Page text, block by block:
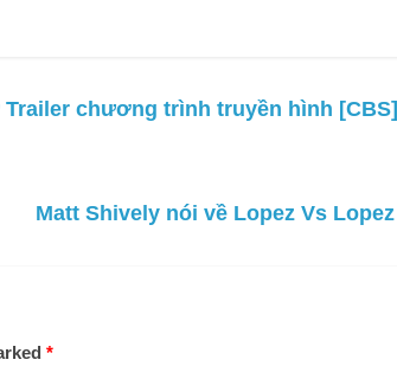
chương trình truyền hình [CBS]
Matt Shively nói về Lopez Vs Lopez
*